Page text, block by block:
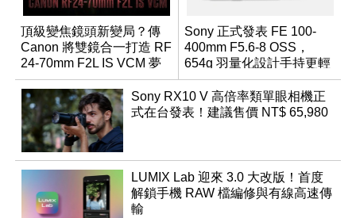
頂級變焦鏡頭新變局？傳
Canon 將雙鏡合一打造 RF
24-70mm F2L IS VCM 夢
幻規格
Sony 正式發表 FE 100-
400mm F5.6-8 OSS，
654g 羽量化設計手持更輕
鬆
Sony RX10 V 高倍率類單眼相機正
式在台發表！建議售價 NT$ 65,980
LUMIX Lab 迎來 3.0 大改版！首度
解鎖手機 RAW 檔編修與有線高速傳
輸